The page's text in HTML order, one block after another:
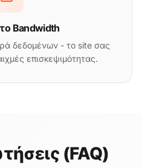
Bandwidth
δεδομένων - το site σας
επισκεψιμότητας.
(FAQ)